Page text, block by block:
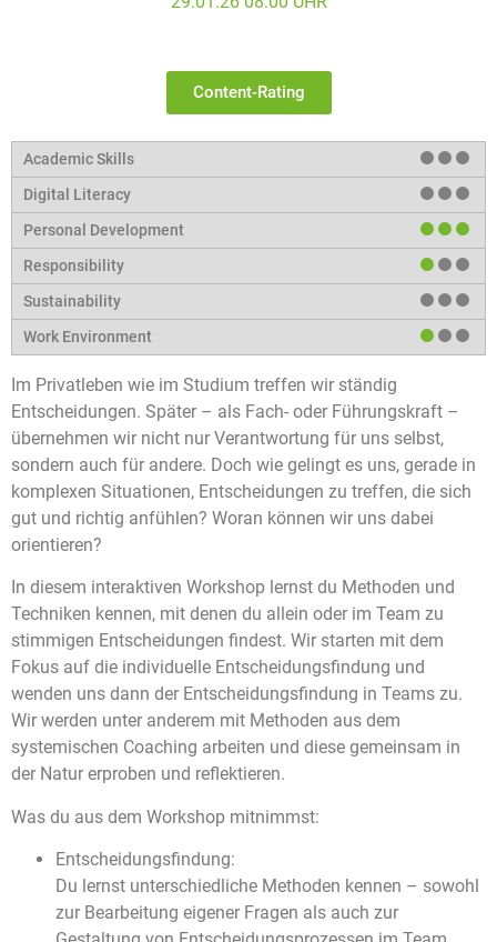
Content-Rating
Im Privatleben wie im Studium treffen wir ständig
Entscheidungen. Später – als Fach- oder Führungskraft –
übernehmen wir nicht nur Verantwortung für uns selbst,
sondern auch für andere. Doch wie gelingt es uns, gerade in
komplexen Situationen, Entscheidungen zu treffen, die sich
gut und richtig anfühlen? Woran können wir uns dabei
orientieren?
In diesem interaktiven Workshop lernst du Methoden und
Techniken kennen, mit denen du allein oder im Team zu
stimmigen Entscheidungen findest. Wir starten mit dem
Fokus auf die individuelle Entscheidungsfindung und
wenden uns dann der Entscheidungsfindung in Teams zu.
Wir werden unter anderem mit Methoden aus dem
systemischen Coaching arbeiten und diese gemeinsam in
der Natur erproben und reflektieren.
Was du aus dem Workshop mitnimmst:
Entscheidungsfindung:
Du lernst unterschiedliche Methoden kennen – sowohl
zur Bearbeitung eigener Fragen als auch zur